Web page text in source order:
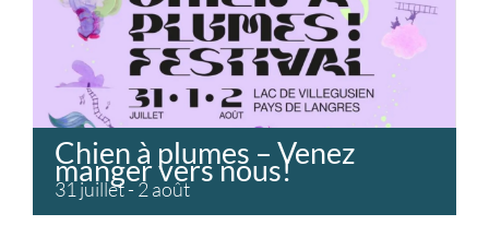
Chien à plumes – Venez
manger vers nous!
31 juillet-2 août